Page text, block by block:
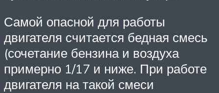
Самой опасной для работы
двигателя считается бедная смесь
(сочетание бензина и воздуха
примерно 1/17 и ниже. При работе
двигателя на такой смеси